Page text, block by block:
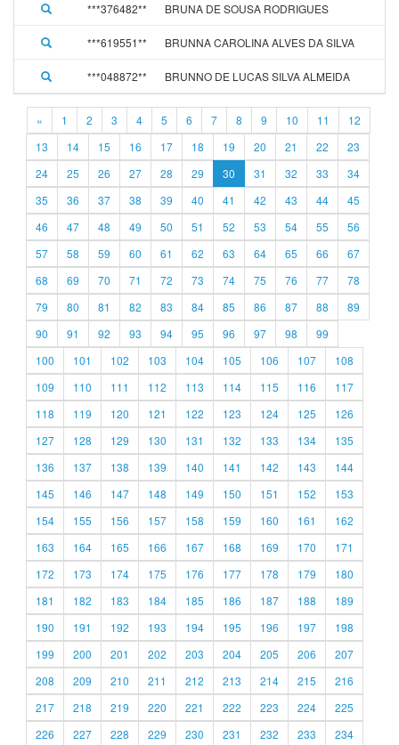
***376482** BRUNA DE SOUSA RODRIGUES
***619551** BRUNNA CAROLINA ALVES DA SILVA
***048872** BRUNNO DE LUCAS SILVA ALMEIDA
« 1 2 3 4 5 6 7 8 9 10 11
12
13
14 15 16 17 18 19 20 21 22
23
24
25 26 27 28 29 30 31 32 33
34
35
36 37 38 39 40 41 42 43 44
45
46
47 48 49 50 51 52 53 54 55
56
57
58 59 60 61 62 63 64 65 66
67
68
69 70 71 72 73 74 75 76 77
78
79
80 81 82 83 84 85 86 87 88
89
90
91 92 93 94 95 96 97 98
99
100
101 102 103 104 105 106 107
108
109
110 111 112 113 114 115 116
117
118
119 120 121 122 123 124 125
126
127
128 129 130 131 132 133 134
135
136
137 138 139 140 141 142 143
144
145
146 147 148 149 150 151 152
153
154
155 156 157 158 159 160 161
162
163
164 165 166 167 168 169 170
171
172
173 174 175 176 177 178 179
180
181
182 183 184 185 186 187 188
189
190
191 192 193 194 195 196 197
198
199
200 201 202 203 204 205 206
207
208
209 210 211 212 213 214 215
216
217
218 219 220 221 222 223 224
225
226
227 228 229 230 231 232 233 234